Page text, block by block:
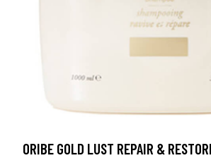
ORIBE GOLD LUST REPAIR &